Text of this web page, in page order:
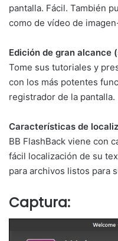
pantalla. Fácil. También
como de vídeo de
Edición de gran alcance
Tome sus tutoriales y
con los más potentes
registrador de la pantalla.
Características de
BB FlashBack viene con
fácil localización de su
para archivos listos para
Captura: